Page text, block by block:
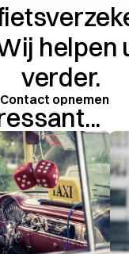
helpen
verder.
Contact opnemen